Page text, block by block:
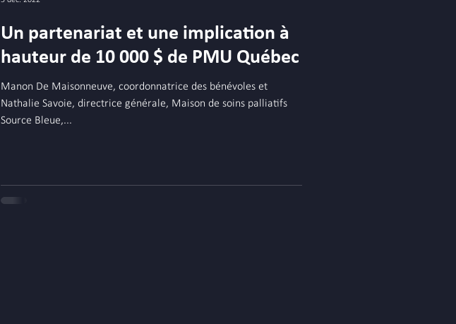
Un partenariat et une implication à
hauteur de 10 000 $ de PMU Québec
Manon De Maisonneuve, coordonnatrice des bénévoles et
Nathalie Savoie, directrice générale, Maison de soins palliatifs
Source Bleue,...